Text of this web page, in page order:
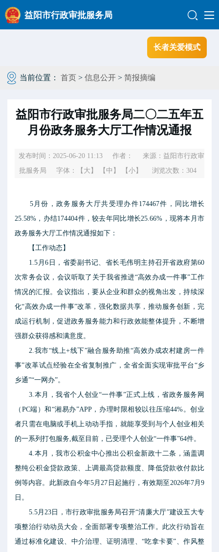
长者关爱模式
益阳市行政审批服务局
当前位置： 首页 > 信息公开 > 简报摘编
益阳市行政审批服务局二〇二五年五
月份政务服务大厅工作情况通报
发布时间：2025-06-20 11:13 作者：
来源：益阳市行政审
批服务局
字体： 【大】 【中】 【小】 浏览次数： 304
5月份，政务服务大厅共受理办件174467件，同比增长
25.58%，办结174404件，较去年同比增长25.66%，现将本月市
政务服务大厅工作情况通报如下：
【工作动态】
1.5月6日，省委副书记、省长毛伟明主持召开省政府第60
次常务会议，会议听取了关于我省推进“高效办成一件事”工作
情况的汇报。会议指出，要从企业和群众的视角出发，持续深
化“高效办成一件事”改革，强化数据共享，推动服务创新，完
成运行机制，促进政务服务能力和行政效能整体提升，不断增
强群众获得感和满意度。
2.我市“线上+线下”融合服务助推“高效办成农村建房一件
事”改革试点经验在全省复制推广，全省全面实现审批平台“乡
乡通”“一网办”。
3.本月，我省个人创业“一件事”正式上线，省政务服务网
（PC端）和“湘易办”APP，办理时限相较以往压缩44%。创业
者只需在电脑或手机上动动手指，就能享受到与个人创业相关
的一系列打包服务,截至目前，已受理个人创业“一件事”64件。
4.本月，我市公积金中心推出公积金新政十二条，涵盖调
整纯公积金贷款政策、上调最高贷款额度、降低贷款收付款比
例等内容。此新政自今年5月27日起施行，有效期至2026年7月9
日。
5.5月23日，市行政审批服务局召开“清廉大厅”建设五大专
项整治行动动员大会，全面部署专项整治工作。此次行动旨在
通过标准化建设、中介治理、证明清理、“吃拿卡要”、作风整